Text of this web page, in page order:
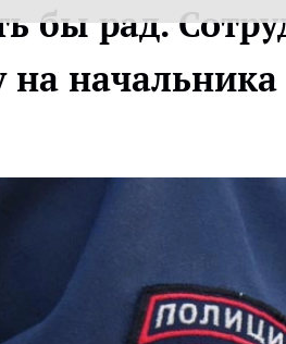
бы рад.
на начальника